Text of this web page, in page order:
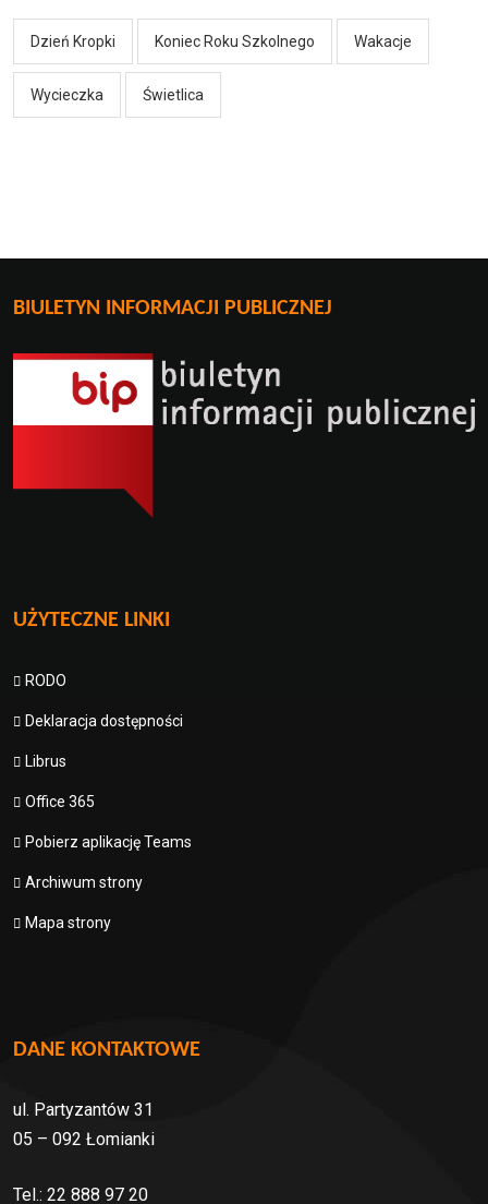
Dzień Kropki Koniec Roku Szkolnego Wakacje
Wycieczka Świetlica
BIULETYN INFORMACJI PUBLICZNEJ
UŻYTECZNE LINKI
RODO
Deklaracja dostępności
Librus
Office 365
Pobierz aplikację Teams
Archiwum strony
Mapa strony
DANE KONTAKTOWE
ul. Partyzantów 31
05 – 092 Łomianki
Tel.: 22 888 97 20